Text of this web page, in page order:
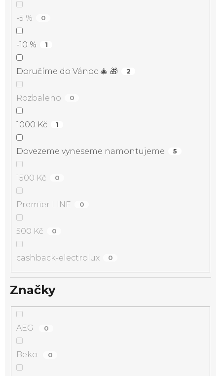
-5 % 0
-10 % 1
Doručíme do Vánoc 🎄 🎁 2
Rozbaleno 0
1000 Kč 1
Dovezeme vyneseme namontujeme 5
1500 Kč 0
Premier LINE 0
500 Kč 0
cashback-electrolux 0
Značky
AEG 0
Beko 0